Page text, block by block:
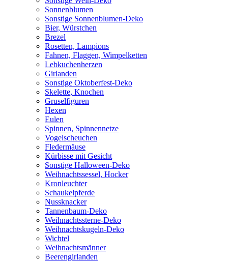
Sonnenblumen
Sonstige Sonnenblumen-Deko
Bier, Würstchen
Brezel
Rosetten, Lampions
Fahnen, Flaggen, Wimpelketten
Lebkuchenherzen
Girlanden
Sonstige Oktoberfest-Deko
Skelette, Knochen
Gruselfiguren
Hexen
Eulen
Spinnen, Spinnennetze
Vogelscheuchen
Fledermäuse
Kürbisse mit Gesicht
Sonstige Halloween-Deko
Weihnachtssessel, Hocker
Kronleuchter
Schaukelpferde
Nussknacker
Tannenbaum-Deko
Weihnachtssterne-Deko
Weihnachtskugeln-Deko
Wichtel
Weihnachtsmänner
Beerengirlanden